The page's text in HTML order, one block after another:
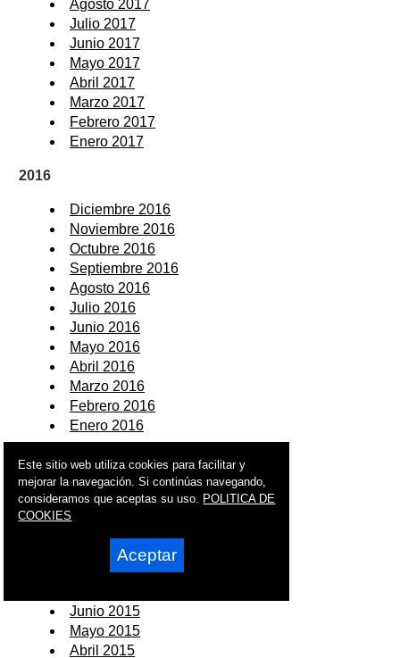
Agosto 2017
Julio 2017
Junio 2017
Mayo 2017
Abril 2017
Marzo 2017
Febrero 2017
Enero 2017
2016
Diciembre 2016
Noviembre 2016
Octubre 2016
Septiembre 2016
Agosto 2016
Julio 2016
Junio 2016
Mayo 2016
Abril 2016
Marzo 2016
Febrero 2016
Enero 2016
2015
Diciembre 2015
Noviembre 2015
Septiembre 2015
Agosto 2015
Junio 2015
Mayo 2015
Abril 2015
Este sitio web utiliza cookies para facilitar y
mejorar la navegación. Si continúas navegando,
consideramos que aceptas su uso. POLITICA DE
COOKIES
Aceptar